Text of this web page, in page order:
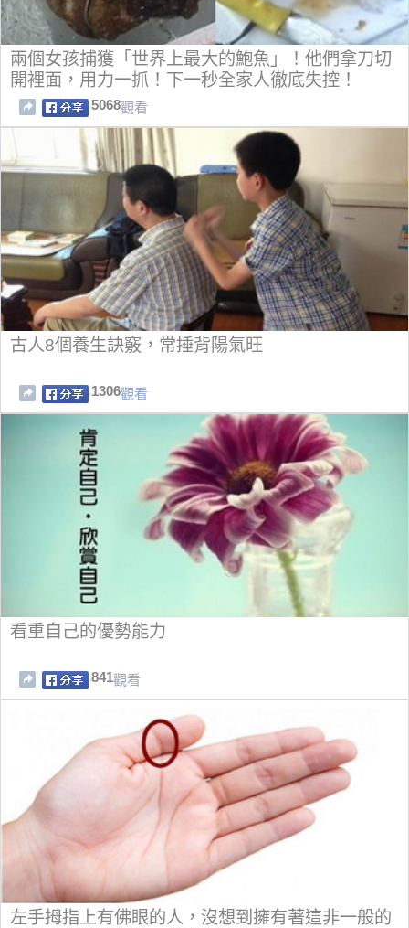
兩個女孩捕獲「世界上最大的鮑魚」！他們拿刀切
開裡面，用力一抓！下一秒全家人徹底失控！
5068觀看
古人8個養生訣竅，常捶背陽氣旺
1306觀看
看重自己的優勢能力
841觀看
左手拇指上有佛眼的人，沒想到擁有著這非一般的